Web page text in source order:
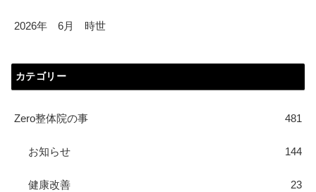
2026年 6月 時世
カテゴリー
Zero整体院の事 481
お知らせ 144
健康改善 23